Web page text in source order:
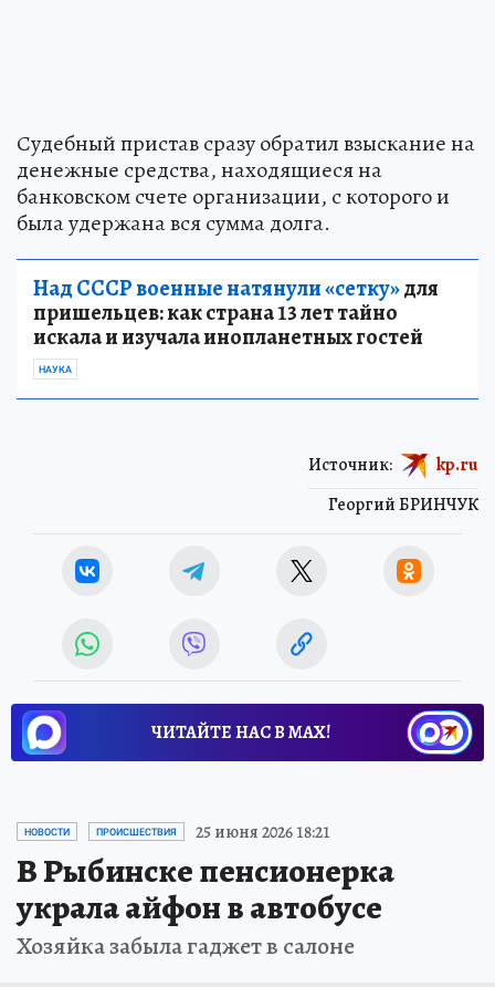
Судебный пристав сразу обратил взыскание на
денежные средства, находящиеся на
банковском счете организации, с которого и
была удержана вся сумма долга.
Над СССР военные натянули «сетку»для
пришельцев: как страна 13 лет тайно
искала и изучала инопланетных гостей
НАУКА
Георгий БРИНЧУК
Источник: kp.ru
ЧИТАЙТЕ НАС В МАХ!
НОВОСТИ ПРОИСШЕСТВИЯ 25 июня 2026 18:21
В Рыбинске пенсионерка
украла айфон в автобусе
Хозяйка забыла гаджет в салоне